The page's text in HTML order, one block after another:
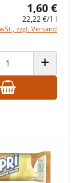
1,60 €
22,22 €/1 l
zzgl. Versand
ANZAHL